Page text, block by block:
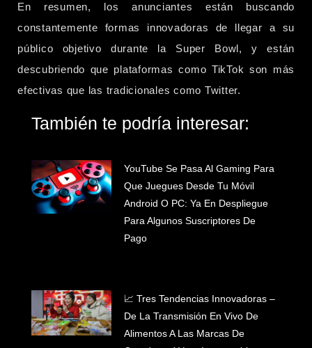
En resumen, los anunciantes están buscando
constantemente formas innovadoras de llegar a su
público objetivo durante la Super Bowl, y están
descubriendo que plataformas como TikTok son más
efectivas que las tradicionales como Twitter.
También te podría interesar:
YouTube Se Pasa Al Gaming Para
Que Juegues Desde Tu Móvil
Android O PC: Ya En Despliegue
Para Algunos Suscriptores De
Pago
📈 Tres Tendencias Innovadoras –
De La Transmisión En Vivo De
Alimentos A Las Marcas De